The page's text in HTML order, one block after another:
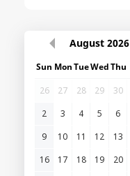
August 2026
Sun MonTueWedThu
26
27 28 29 30
2
3 4 5 6
9
10 11 12 13
16
17 18 19 20